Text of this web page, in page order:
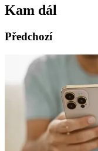
Kam dál
Předchozí